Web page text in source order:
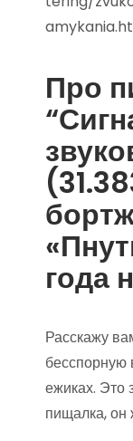
Про
года
Расскажу
бесспорную
ежиках. Это
пищалка, он